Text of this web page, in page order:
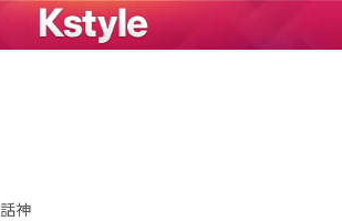
話神